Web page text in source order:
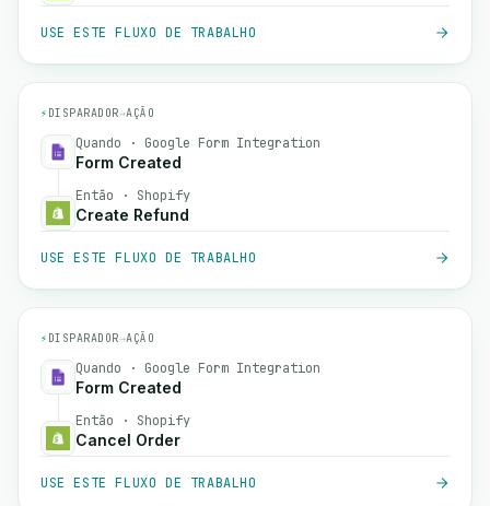
USE ESTE FLUXO DE TRABALHO
⚡ DISPARADOR→AÇÃO
Quando · Google Form Integration
Form Created
Então · Shopify
Create Refund
USE ESTE FLUXO DE TRABALHO
⚡ DISPARADOR→AÇÃO
Quando · Google Form Integration
Form Created
Então · Shopify
Cancel Order
USE ESTE FLUXO DE TRABALHO